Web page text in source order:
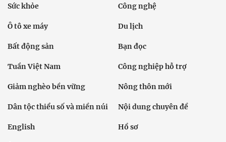
Sức khỏe Công nghệ
Ô tô xe máy Du lịch
Bất động sản Bạn đọc
Tuần Việt Nam Công nghiệp hỗ trợ
Giảm nghèo bền vững Nông thôn mới
Dân tộc thiểu số và miền núi Nội dung chuyên đề
English Hồ sơ